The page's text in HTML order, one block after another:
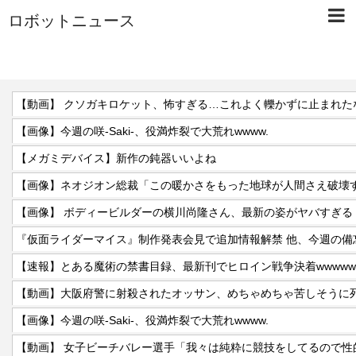
ロボットニュース
【動画】 クソガキロケット、怖すぎる…これよく轢かずに止まれた
【画像】今週の咲-Saki-、役満炸裂で大荒れwwww.
【メガミデバイス】新作の鈍器いいよね
【画像】ネオジオン総裁「この暖かさをもった地球が人間さえ破壊
【画像】 ボディービルダーの横川尚隆さん、最新の姿がヤバすぎる
【速報】とある魔術の禁書目録、最新刊でヒロイン戦争決着
【動画】大阪府警に射殺されたオッサン、めちゃめちゃ苦しそうに
【画像】今週の咲-Saki-、役満炸裂で大荒れwwww.